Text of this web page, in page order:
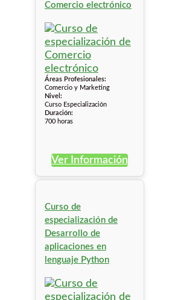
Comercio electrónico
Áreas Profesionales:
Comercio y Marketing
Nivel:
Curso Especialización
Duración:
700 horas
Ver Información
Curso de
especialización de
Desarrollo de
aplicaciones en
lenguaje Python